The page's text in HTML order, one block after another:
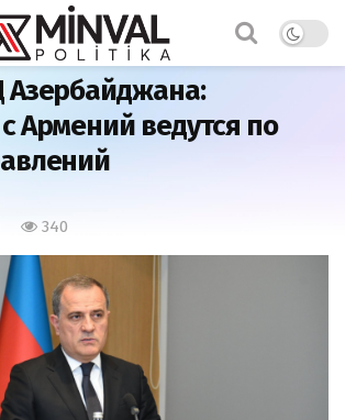
Азербайджана:
Армений ведутся по
340